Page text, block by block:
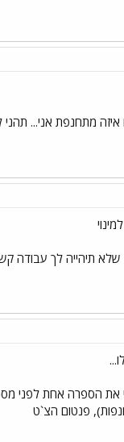
מתחנפת אני... תהני
שלא תיהייה לך עבודה
פנטום הצ`ט